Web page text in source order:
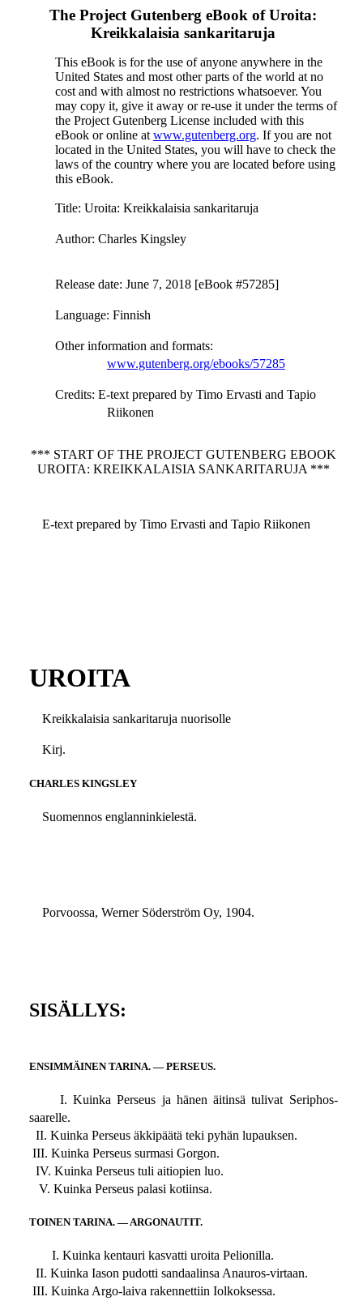
The Project Gutenberg eBook ofUroita:
Kreikkalaisia sankaritaruja
This eBook is for the use of anyone anywhere in the
United States and most other parts of the world at no
cost and with almost no restrictions whatsoever. You
may copy it, give it away or re-use it under the terms of
the Project Gutenberg License included with this
eBook or online at www.gutenberg.org. If you are not
located in the United States, you will have to check the
laws of the country where you are located before using
this eBook.
Title: Uroita: Kreikkalaisia sankaritaruja
Author: Charles Kingsley
Release date: June 7, 2018 [eBook #57285]
Language: Finnish
Other information and formats:
www.gutenberg.org/ebooks/57285
Credits: E-text prepared by Timo Ervasti and Tapio
Riikonen
*** START OF THE PROJECT GUTENBERG EBOOK
UROITA: KREIKKALAISIA SANKARITARUJA ***
E-text prepared by Timo Ervasti and Tapio Riikonen
UROITA
Kreikkalaisia sankaritaruja nuorisolle
Kirj.
CHARLES KINGSLEY
Suomennos englanninkielestä.
Porvoossa, Werner Söderström Oy, 1904.
SISÄLLYS:
ENSIMMÄINEN TARINA. — PERSEUS.
I. Kuinka Perseus ja hänen äitinsä tulivat Seriphos-
saarelle.
II. Kuinka Perseus äkkipäätä teki pyhän lupauksen.
III. Kuinka Perseus surmasi Gorgon.
IV. Kuinka Perseus tuli aitiopien luo.
V. Kuinka Perseus palasi kotiinsa.
TOINEN TARINA. — ARGONAUTIT.
I. Kuinka kentauri kasvatti uroita Pelionilla.
II. Kuinka Iason pudotti sandaalinsa Anauros-virtaan.
III. Kuinka Argo-laiva rakennettiin Iolkoksessa.